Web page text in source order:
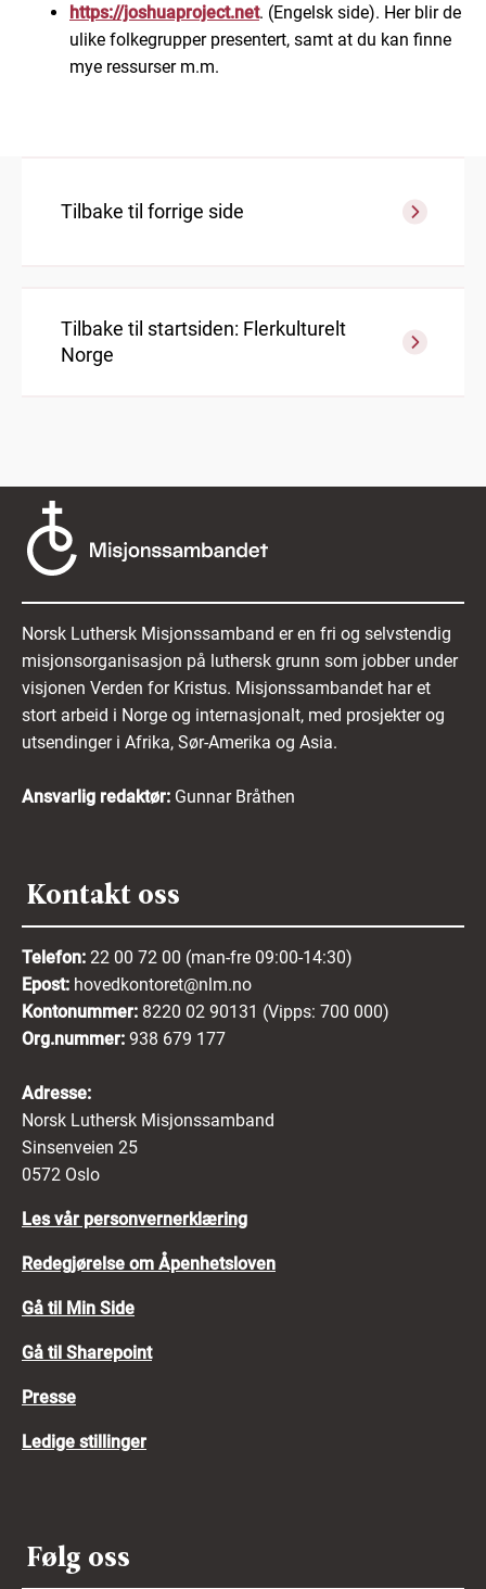
https://joshuaproject.net. (Engelsk side). Her blir de
ulike folkegrupper presentert, samt at du kan finne
mye ressurser m.m.
Tilbake til forrige side
Tilbake til startsiden: Flerkulturelt
Norge
Norsk Luthersk Misjonssamband er en fri og selvstendig
misjonsorganisasjon på luthersk grunn som jobber under
visjonen Verden for Kristus. Misjonssambandet har et
stort arbeid i Norge og internasjonalt, med prosjekter og
utsendinger i Afrika, Sør-Amerika og Asia.
Ansvarlig redaktør: Gunnar Bråthen
Kontakt oss
Telefon: 22 00 72 00 (man-fre 09:00-14:30)
Epost: hovedkontoret@nlm.no
Kontonummer: 8220 02 90131 (Vipps: 700 000)
Org.nummer: 938 679 177
Adresse:
Norsk Luthersk Misjonssamband
Sinsenveien 25
0572 Oslo
Les vår personvernerklæring
Redegjørelse om Åpenhetsloven
Gå til Min Side
Gå til Sharepoint
Presse
Ledige stillinger
Følg oss